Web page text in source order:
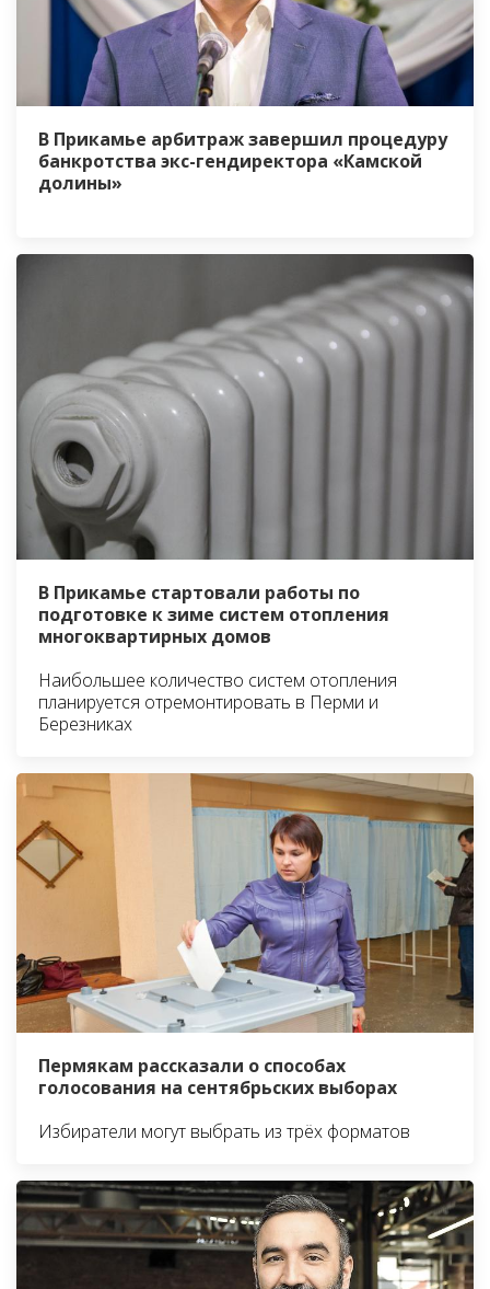
В Прикамье арбитраж завершил процедуру
банкротства экс-гендиректора «Камской
долины»
В Прикамье стартовали работы по
подготовке к зиме систем отопления
многоквартирных домов
Наибольшее количество систем отопления
планируется отремонтировать в Перми и
Березниках
Пермякам рассказали о способах
голосования на сентябрьских выборах
Избиратели могут выбрать из трёх форматов